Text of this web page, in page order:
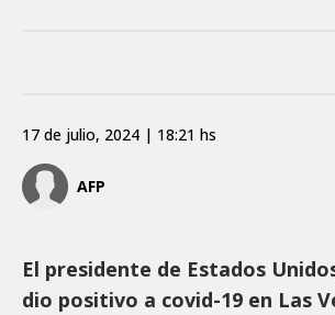
AFP
17 de julio, 2024 | 18:21 hs
El presidente de Estados
dio positivo a covid-19 en Las